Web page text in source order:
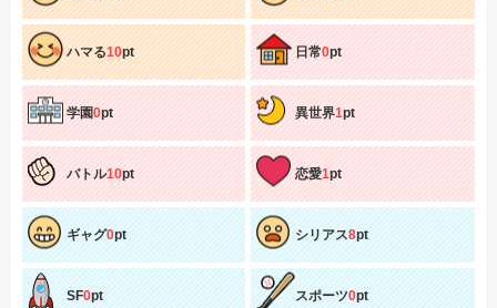
ハマる10pt 日常0pt
学園0pt 異世界1pt
バトル10pt 恋愛1pt
ギャグ0pt シリアス8pt
SF0pt スポーツ0pt